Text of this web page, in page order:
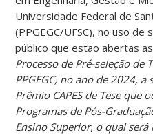
Universidade Federal de
(PPGEGC/UFSC), no uso
público que estão abertas
Processo de Pré-seleção de
PPGEGC, no ano de 2024,
Prêmio CAPES de Tese que
Programas de Pós-
Ensino Superior, o qual será